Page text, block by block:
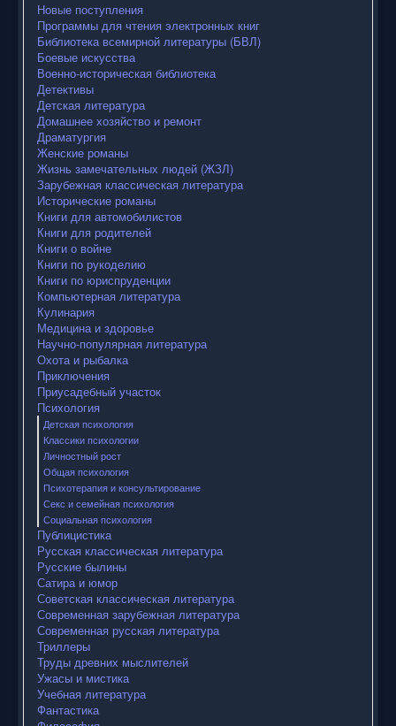
Новые поступления
Программы для чтения электронных книг
Библиотека всемирной литературы (БВЛ)
Боевые искусства
Военно-историческая библиотека
Детективы
Детская литература
Домашнее хозяйство и ремонт
Драматургия
Женские романы
Жизнь замечательных людей (ЖЗЛ)
Зарубежная классическая литература
Исторические романы
Книги для автомобилистов
Книги для родителей
Книги о войне
Книги по рукоделию
Книги по юриспруденции
Компьютерная литература
Кулинария
Медицина и здоровье
Научно-популярная литература
Охота и рыбалка
Приключения
Приусадебный участок
Психология
Детская психология
Классики психологии
Личностный рост
Общая психология
Психотерапия и консультирование
Секс и семейная психология
Социальная психология
Публицистика
Русская классическая литература
Русские былины
Сатира и юмор
Советская классическая литература
Современная зарубежная литература
Современная русская литература
Триллеры
Труды древних мыслителей
Ужасы и мистика
Учебная литература
Фантастика